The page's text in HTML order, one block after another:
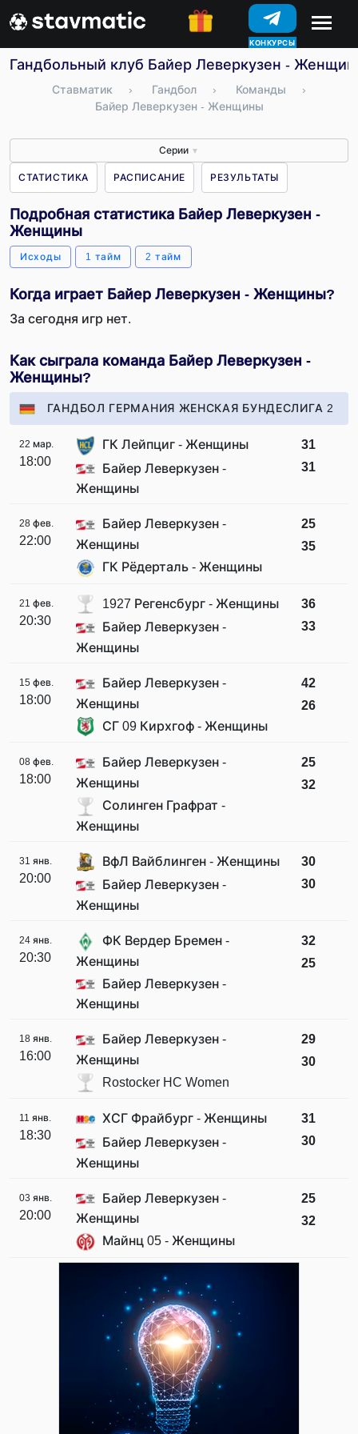
КОНКУРСЫ
Гандбольный клуб Байер Леверкузен -
Ставматик › Гандбол › Команды
›
Байер Леверкузен - Женщины
Серии ▼
СТАТИСТИКА РАСПИСАНИЕ РЕЗУЛЬТАТЫ
Подробная статистика Байер Леверкузен -
Женщины
Исходы 1 тайм 2 тайм
Когда играет Байер Леверкузен - Женщины?
За сегодня игр нет.
Как сыграла команда Байер Леверкузен -
Женщины?
ГАНДБОЛ ГЕРМАНИЯ ЖЕНСКАЯ БУНДЕСЛИГА 2
22 мар.
18:00
ГК Лейпциг - Женщины
Байер Леверкузен -
Женщины
31
31
28 фев.
22:00
Байер Леверкузен -
Женщины
ГК Рёдерталь - Женщины
25
35
21 фев.
20:30
1927 Регенсбург - Женщины
Байер Леверкузен -
Женщины
36
33
15 фев.
18:00
Байер Леверкузен -
Женщины
СГ 09 Кирхгоф - Женщины
42
26
08 фев.
18:00
Байер Леверкузен -
Женщины
Солинген Графрат -
Женщины
25
32
31 янв.
20:00
ВфЛ Вайблинген - Женщины
Байер Леверкузен -
Женщины
30
30
24 янв.
20:30
ФК Вердер Бремен -
Женщины
Байер Леверкузен -
Женщины
32
25
18 янв.
16:00
Байер Леверкузен -
Женщины
Rostocker HC Women
29
30
11 янв.
18:30
ХСГ Фрайбург - Женщины
Байер Леверкузен -
Женщины
31
30
03 янв.
20:00
Байер Леверкузен -
Женщины
Майнц 05 - Женщины
25
32